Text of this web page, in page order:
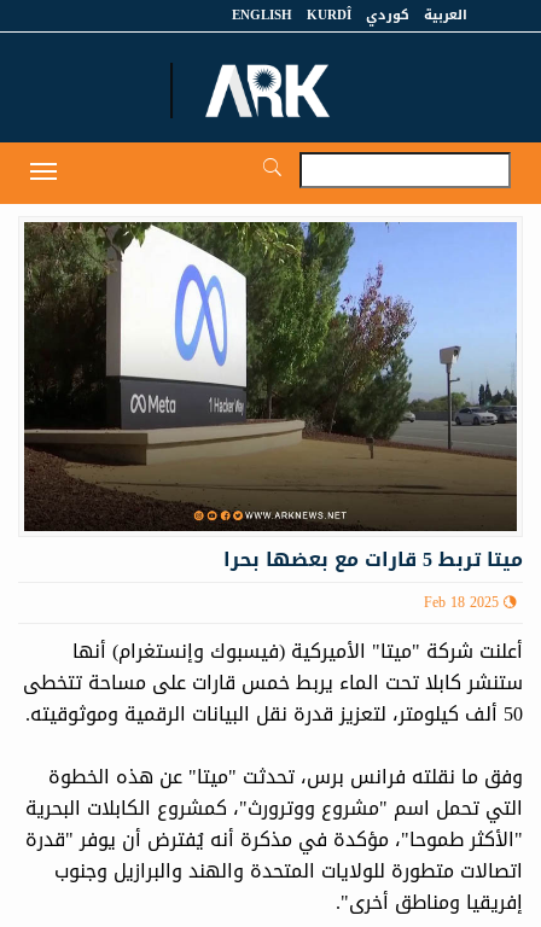
العربية كوردي KURDÎ
ENGLISH
ميتا تربط 5 قارات مع بعضها بحرا
Feb 18 2025
أعلنت شركة "ميتا" الأميركية (فيسبوك وإنستغرام) أنها
ستنشر كابلا تحت الماء يربط خمس قارات على مساحة تتخطى
50 ألف كيلومتر، لتعزيز قدرة نقل البيانات الرقمية وموثوقيته.
وفق ما نقلته فرانس برس، تحدثت "ميتا" عن هذه الخطوة
التي تحمل اسم "مشروع ووترورث"، كمشروع الكابلات البحرية
"الأكثر طموحا"، مؤكدة في مذكرة أنه يُفترض أن يوفر "قدرة
اتصالات متطورة للولايات المتحدة والهند والبرازيل وجنوب
إفريقيا ومناطق أخرى".